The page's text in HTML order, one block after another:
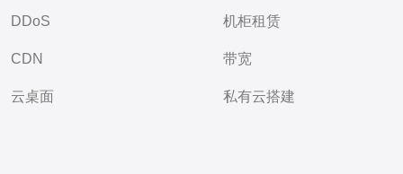
DDoS
CDN
云桌面
机柜租赁
带宽
私有云搭建